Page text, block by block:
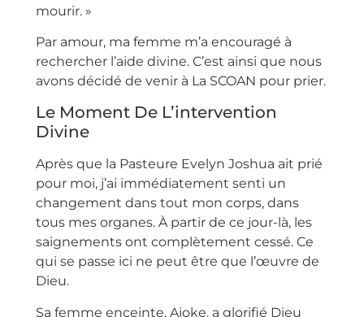
mourir. »
Par amour, ma femme m’a encouragé à
rechercher l’aide divine. C’est ainsi que nous
avons décidé de venir à La SCOAN pour prier.
Le Moment De L’intervention
Divine
Après que la Pasteure Evelyn Joshua ait prié
pour moi, j’ai immédiatement senti un
changement dans tout mon corps, dans
tous mes organes. À partir de ce jour-là, les
saignements ont complètement cessé. Ce
qui se passe ici ne peut être que l’œuvre de
Dieu.
Sa femme enceinte, Ajoke, a glorifié Dieu